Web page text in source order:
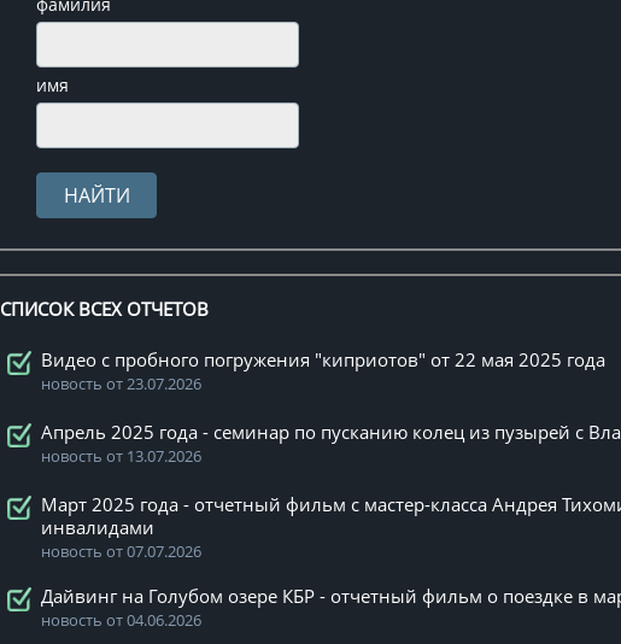
имя
СПИСОК ВСЕХ ОТЧЕТОВ
Видео с пробного погружения "киприотов" от 22 мая 2025 года
новость от 23.07.2026
Апрель 2025 года - семинар по пусканию колец из пузырей с
новость от 13.07.2026
Март 2025 года - отчетный фильм с мастер-класса Андрея
инвалидами
новость от 07.07.2026
Дайвинг на Голубом озере КБР - отчетный фильм о поездке в
новость от 04.06.2026